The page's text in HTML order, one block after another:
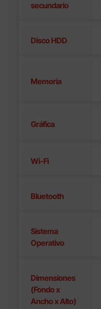
secundario
Disco HDD
Memoria
Gráfica
Wi-Fi
Bluetooth
Sistema
Operativo
Dimensiones
(Fondo x
Ancho x Alto)